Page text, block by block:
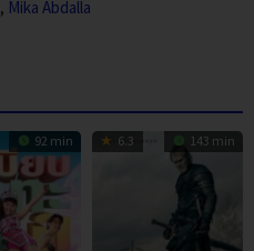
, Mika Abdalla
92 min 6.3 143 min